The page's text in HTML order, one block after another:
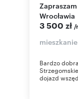
Zapraszam do wynajmu 72 m² w centrum
Wrocławia
3 500 zł /
Bardzo
dojazd